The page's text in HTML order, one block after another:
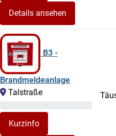
Details ansehen
B3 -
Brandmeldeanlage
Talstraße